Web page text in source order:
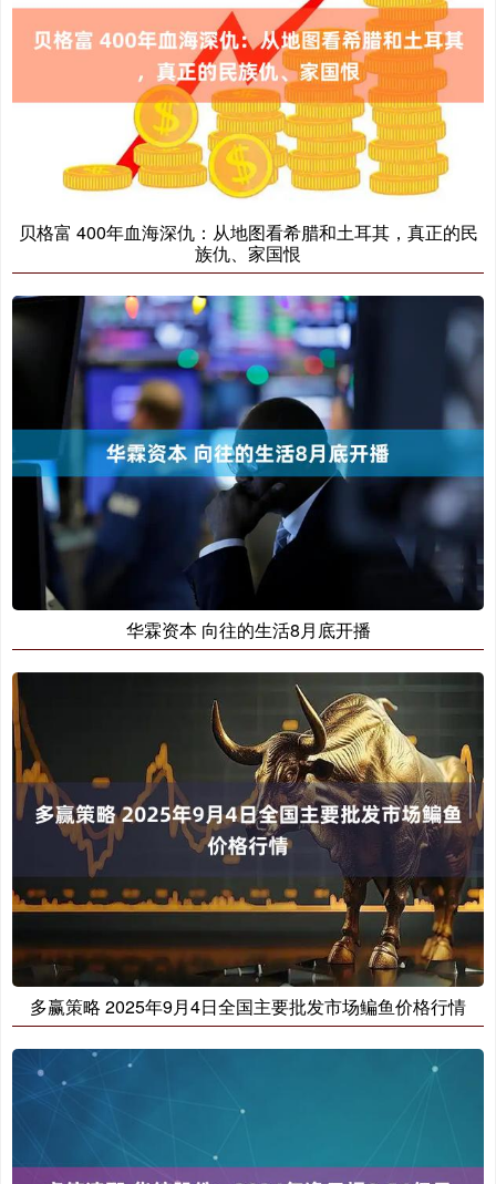
贝格富 400年血海深仇：从地图看希腊和土耳其，真正的民
族仇、家国恨
华霖资本 向往的生活8月底开播
多赢策略 2025年9月4日全国主要批发市场鳊鱼价格行情